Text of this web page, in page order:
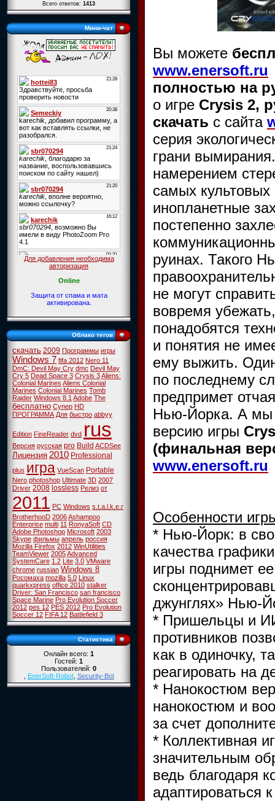
Всего ответов:1413
Мини-чат
Для добавления необходима
авторизация
Online
Защита от спама и мата
активирована.
Облако тегов
скачать 2009 Программы игры
Windows 7 fifa 2012 Nero 11
DmC: Devil May Cry dmc Devil May
Cry 5 Dead Space 3 Crysis 3Aliens:
Colonial MarinesAliens Colonial
Marines Colonial Marines Tomb
Raider Windows 8.1Adobe The
бесплатно Супер HD
ПРОГРАММА Для быстро abbyy
Edition FineReader dvd rus
Версия русская pro BuildACDSee
Лицензия 2010 Professional
plus игра VueScan Portable
Nero photoshop Ultimate 3D 2007
Driver 2008 lossless Релиз от
2011 PC Windows s.t.a.l.k.e.r
BrotherhooD 2006Ashampoo
Enterprise multi 11 RonyaSoft CD
Adobe Photoshop Microsoft 2003
Skype фильмы апрель россия
Mozilla Firefox 2012 WinUtilities
TeamViewer 2005Advanced
SystemCare 1.2 Lite 3.0 VMware
chrome russian Windows 8
Росомаха mozilla 5.0 Linux
quarkxpress office 2010 stalker
Driver: San Francisco san francisco
Space Marine Pro Evolution Soccer
2012 pes 12 PES 2012 Pro Evolution
Soccer 12 FIFA 12 Battlefield 3
Статистика
Онлайн всего:1
Гостей:1
Пользователей:0
,EnerSoft-Robot,Security-Bot
Вы можете
www.enersoft.ru
полностью на
о игре Crysis 2,
скачать с сайта
серия
грани
намерением
самых
инопланетные
постепенно
руинах. Такого
не могут
вовремя
понадобятся
и понятия не
ему выжить.
по последнему
предпримет
Нью-Йорка. А
версию игры
(финальная
www.enersoft.ru
Особенности
* Нью-Йорк: в
качества
игры поднимет
джунглях» Нью-
* Пришельцы и
противников
как в одиночку,
реагировать на
* Нанокостюм
нанокостюм и
за счет
* Коллективная
значительным
ведь благодаря
адаптироваться